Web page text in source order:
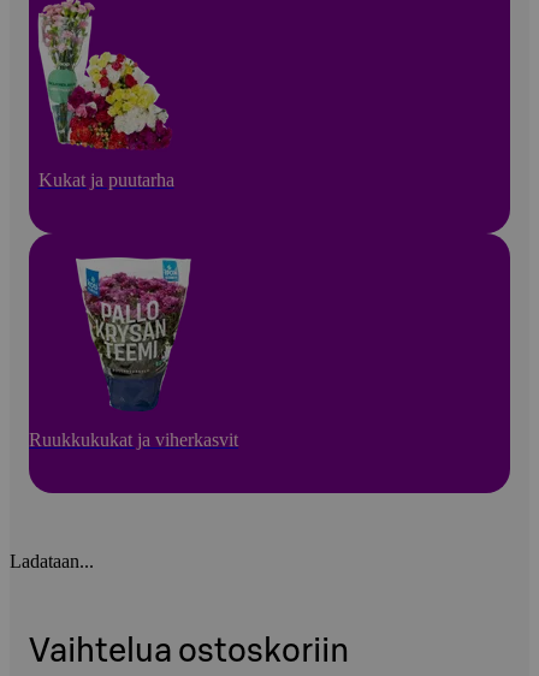
Kukat ja puutarha
Ruukkukukat ja viherkasvit
Ladataan...
Vaihtelua ostoskoriin